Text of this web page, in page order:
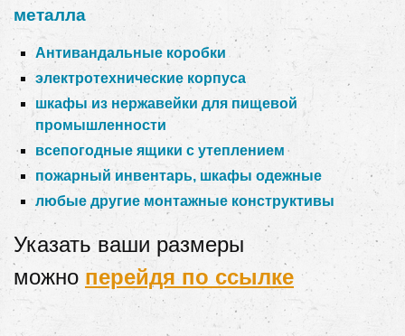
металла
Антивандальные коробки
электротехнические корпуса
шкафы из нержавейки для пищевой
промышленности
всепогодные ящики с утеплением
пожарный инвентарь, шкафы одежные
любые другие монтажные конструктивы
Указать ваши размеры
можно перейдя по ссылке